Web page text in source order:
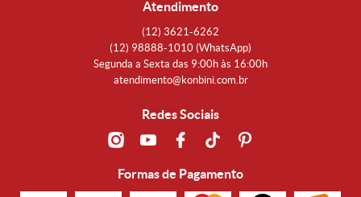
Atendimento
(12) 3621-6262
(12) 98888-1010 (WhatsApp)
Segunda a Sexta das 9:00h às 16:00h
atendimento@konbini.com.br
Redes Sociais
Formas de Pagamento